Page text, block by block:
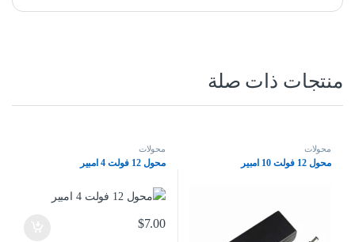
منتجات ذات صلة
محولات
محول 12 فولت 10 امبير
محولات
محول 12 فولت 4 امبير
$7.00